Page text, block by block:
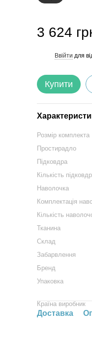
3 624
Ввійти для
Купити
Розмір комплекта
Простирадло
Підковдра
Кількість підковдр
Наволочка
Комплектація
Кількість
Тканина
Склад
Забарвлення
Бренд
Упаковка
Країна виробник
Доставка